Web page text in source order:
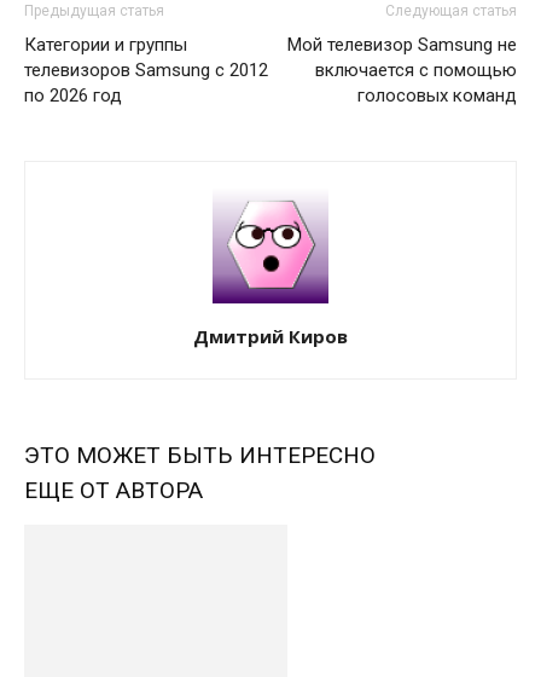
Предыдущая статья
Категории и группы
телевизоров Samsung с 2012
по 2026 год
Следующая статья
Мой телевизор Samsung не
включается с помощью
голосовых команд
Дмитрий Киров
ЭТО МОЖЕТ БЫТЬ ИНТЕРЕСНО
ЕЩЕ ОТ АВТОРА